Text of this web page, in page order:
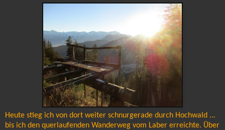
Heute stieg ich von dort weiter schnurgerade durch Hochwald ...
bis ich den querlaufenden Wanderweg vom Laber erreichte. Über